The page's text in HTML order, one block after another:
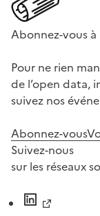
Abonnez-vous
Pour ne rien
de l’open data,
suivez nos
Abonnez-vous
Suivez-nous
sur les réseaux